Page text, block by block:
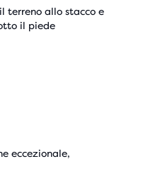
terreno allo stacco e
il piede
eccezionale,